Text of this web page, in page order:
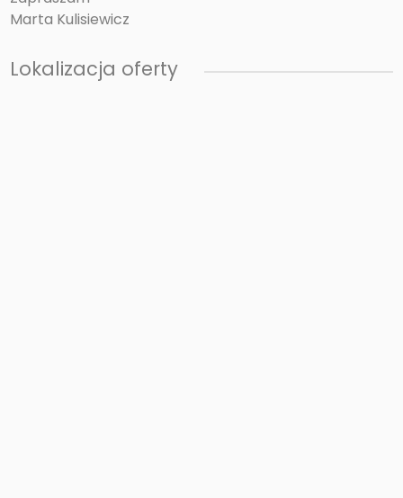
Marta Kulisiewicz
Lokalizacja oferty